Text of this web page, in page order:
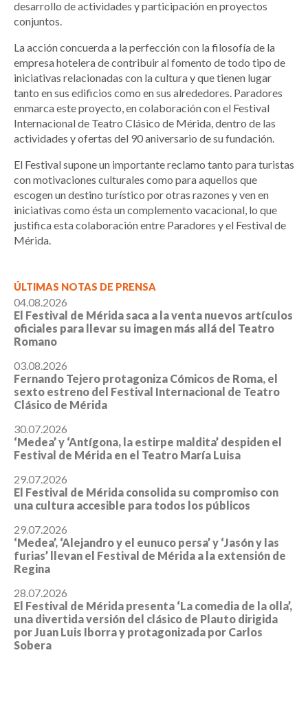
desarrollo de actividades y participación en proyectos
conjuntos.
La acción concuerda a la perfección con la filosofía de la
empresa hotelera de contribuir al fomento de todo tipo de
iniciativas relacionadas con la cultura y que tienen lugar
tanto en sus edificios como en sus alrededores. Paradores
enmarca este proyecto, en colaboración con el Festival
Internacional de Teatro Clásico de Mérida, dentro de las
actividades y ofertas del 90 aniversario de su fundación.
El Festival supone un importante reclamo tanto para turistas
con motivaciones culturales como para aquellos que
escogen un destino turístico por otras razones y ven en
iniciativas como ésta un complemento vacacional, lo que
justifica esta colaboración entre Paradores y el Festival de
Mérida.
ÚLTIMAS NOTAS DE PRENSA
04.08.2026
El Festival de Mérida saca a la venta nuevos artículos
oficiales para llevar su imagen más allá del Teatro
Romano
03.08.2026
Fernando Tejero protagoniza Cómicos de Roma, el
sexto estreno del Festival Internacional de Teatro
Clásico de Mérida
30.07.2026
‘Medea’ y ‘Antígona, la estirpe maldita’ despiden el
Festival de Mérida en el Teatro María Luisa
29.07.2026
El Festival de Mérida consolida su compromiso con
una cultura accesible para todos los públicos
29.07.2026
‘Medea’, ‘Alejandro y el eunuco persa’ y ‘Jasón y las
furias’ llevan el Festival de Mérida a la extensión de
Regina
28.07.2026
El Festival de Mérida presenta ‘La comedia de la olla’,
una divertida versión del clásico de Plauto dirigida
por Juan Luis Iborra y protagonizada por Carlos
Sobera